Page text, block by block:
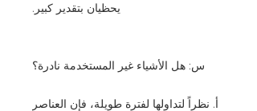
يحظيان بتقدير كبير.
س: هل الأشياء غير المستخدمة نادرة؟
أ. نظراً لتداولها لفترة طويلة، فإن العناصر